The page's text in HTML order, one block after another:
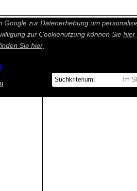
notwendige Cookies gesetzt.
Google zur Datenerhebung um
zur Cookienutzung können Sie hier
Sie hier.